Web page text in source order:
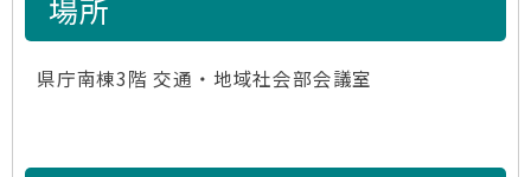
場所
県庁南棟3階 交通・地域社会部会議室